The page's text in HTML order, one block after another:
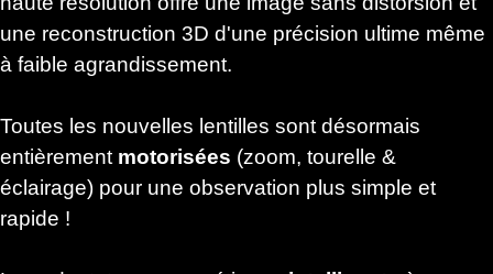
une reconstruction 3D d'une précision ultime même
à faible agrandissement.
Toutes les nouvelles lentilles sont désormais
entièrement motorisées (zoom, tourelle &
éclairage) pour une observation plus simple et
rapide !